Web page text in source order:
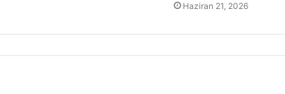
Haziran 21, 2026